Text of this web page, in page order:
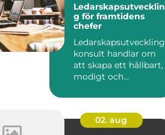
Ledarskapsutvecklin
g för framtidens
chefer
Ledarskapsutveckling
konsult handlar om
att skapa ett hållbart,
modigt och
02. aug